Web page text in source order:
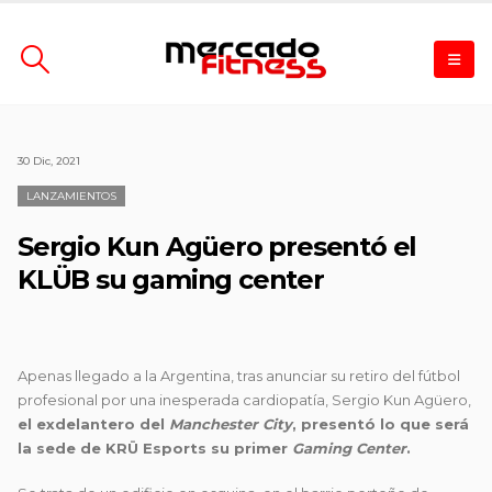
30 Dic, 2021
LANZAMIENTOS
Sergio Kun Agüero presentó el
KLÜB su gaming center
Apenas llegado a la Argentina, tras anunciar su retiro del fútbol
profesional por una inesperada cardiopatía, Sergio Kun Agüero,
el exdelantero del Manchester City, presentó lo que será
la sede de KRÜ Esports su primer Gaming Center.